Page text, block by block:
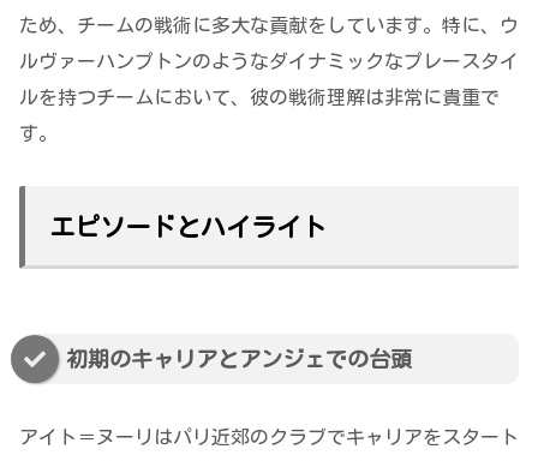
ため、チームの戦術に多大な貢献をしています。特に、ウ
ルヴァーハンプトンのようなダイナミックなプレースタイ
ルを持つチームにおいて、彼の戦術理解は非常に貴重で
す。
エピソードとハイライト
初期のキャリアとアンジェでの台頭
アイト＝ヌーリはパリ近郊のクラブでキャリアをスタート